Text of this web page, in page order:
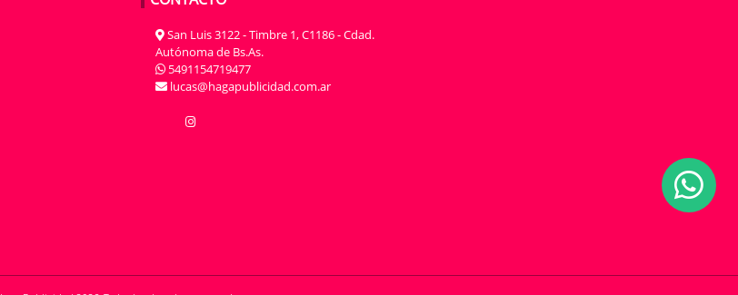
San Luis 3122 - Timbre 1, C1186 - Cdad.
Autónoma de Bs.As.
5491154719477
lucas@hagapublicidad.com.ar